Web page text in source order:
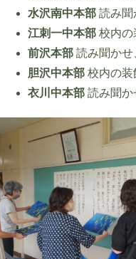
水沢南中本部読み聞
江刺一中本部校内の
前沢本部読み聞か
胆沢中本部校内の
衣川中本部読み聞